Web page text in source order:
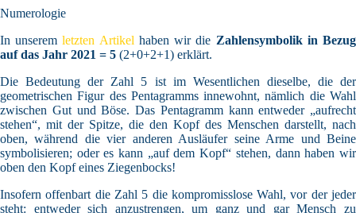
Numerologie
In unseremletzten Artikel haben wir die Zahlensymbolik in Bezug
auf das Jahr 2021 = 5 (2+0+2+1) erklärt.
Die Bedeutung der Zahl 5 ist im Wesentlichen dieselbe, die der
geometrischen Figur des Pentagramms innewohnt, nämlich die Wahl
zwischen Gut und Böse. Das Pentagramm kann entweder „aufrecht
stehen“, mit der Spitze, die den Kopf des Menschen darstellt, nach
oben, während die vier anderen Ausläufer seine Arme und Beine
symbolisieren; oder es kann „auf dem Kopf“ stehen, dann haben wir
oben den Kopf eines Ziegenbocks!
Insofern offenbart die Zahl 5 die kompromisslose Wahl, vor der jeder
steht: entweder sich anzustrengen, um ganz und gar Mensch zu